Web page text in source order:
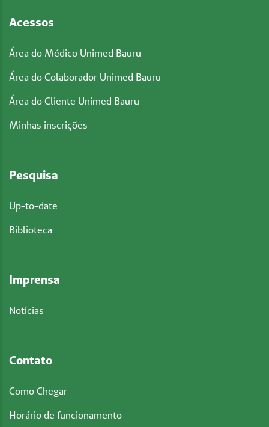
Acessos
Área do Médico Unimed Bauru
Área do Colaborador Unimed Bauru
Área do Cliente Unimed Bauru
Minhas inscrições
Pesquisa
Up-to-date
Biblioteca
Imprensa
Notícias
Contato
Como Chegar
Horário de funcionamento